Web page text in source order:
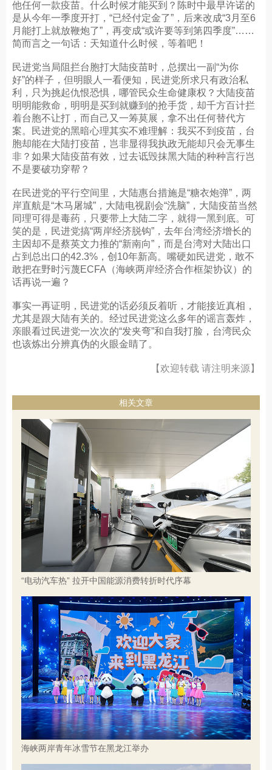
他任何一款疫苗。什么时候才能买到？陈时中最早许诺的
是从今年一季度开打，“已经付定金了”，后来改成“3月至6
月能打上就放鞭炮了”，再变成“或许要等到第四季度”……
简而言之一句话：天知道什么时候，等着吧！
民进党当局阻拦台胞打大陆疫苗时，总摆出一副“为你
好”的样子，但明眼人一看便知，民进党所求只有政治私
利，只为挑起仇恨恐惧，哪管民众生命健康权？大陆疫苗
明明能救命，明明是买到就赚到的抢手货，却千方百计拦
着台胞不让打，而自己又一筹莫展，拿不出任何替代方
案。民进党的黑暗心理其实不难理解：我买不到疫苗，台
胞却能在大陆打疫苗，岂非显得我执政无能却只会无事生
非？如果大陆疫苗有效，过去诋毁抹黑大陆的种种言行岂
不是要破功穿帮？
在民进党的平行空间里，大陆惠台措施是“糖衣炮弹”，两
岸直航是“木马屠城”，大陆电视剧会“洗脑”，大陆疫苗当然
同理可得是毒药，只要带上大陆二字，就得一黑到底。可
笑的是，民进党搞“两岸经济脱钩”，去年台湾经济增长的
主因却不是蔡英文力推的“新南向”，而是台湾对大陆出口
占到总出口的42.3%，创10年新高。嘴硬如民进党，敢不
敢把在野时污蔑ECFA（海峡两岸经济合作框架协议）的
话再说一遍？
事实一再证明，民进党的话必须反着听，才能接近真相，
尤其是跟大陆有关的。经过民进党这么多年的谣言轰炸，
亲眼看过民进党一次次的“发夹弯”和自我打脸，台湾民众
也该炼出分辨真伪的火眼金睛了。
【欢迎转载 请注明来源】
相关文章
“电动汽车热” 拉开中国能源消费转折时代序幕
海峡两岸青年冰雪节在黑龙江举办